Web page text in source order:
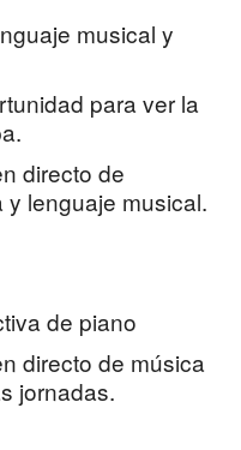
musical y
para ver la
directo de
lenguaje musical.
de piano
directo de música
jornadas.